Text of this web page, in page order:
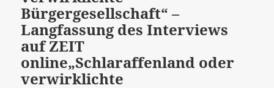
Bürgergesellschaft“ –
Langfassung des Interviews
auf ZEIT
online„Schlaraffenland oder
verwirklichte